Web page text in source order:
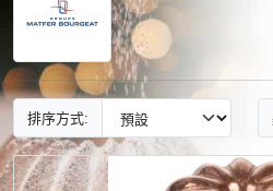
排序方式: